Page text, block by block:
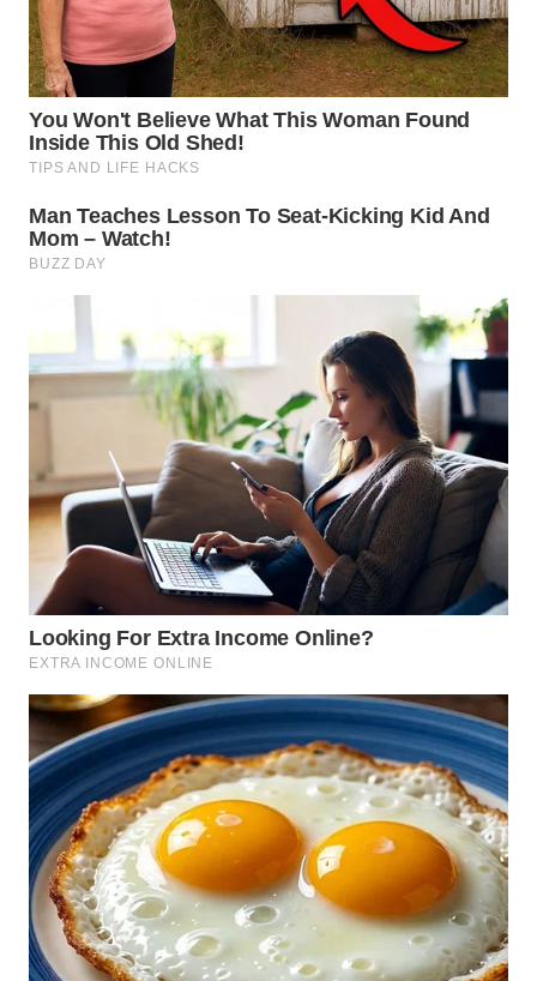
CIANJUR
SERIBU
TANGERANG
WN
CIREBON
INDRAMAYU
WN
KUNINGAN
WN
MAJALENGKA
WN
SUBANG
WN
SUKABUMI
WN
PURWAKARTA